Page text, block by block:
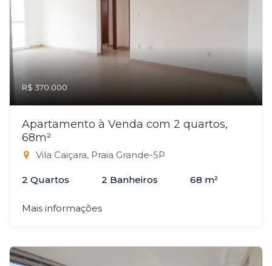
R$ 370.000
Apartamento à Venda com 2 quartos,
68m²
Vila Caiçara, Praia Grande-SP
2 Quartos 2 Banheiros 68 m²
Mais informações